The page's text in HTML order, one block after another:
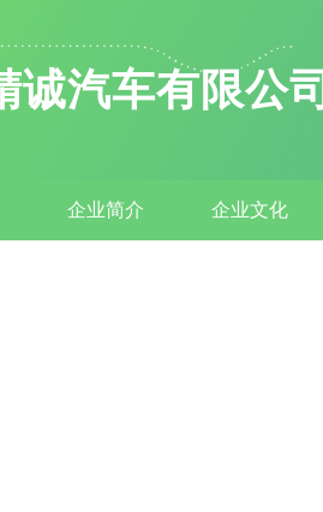
诚汽车有限公司
企业简介 企业文化